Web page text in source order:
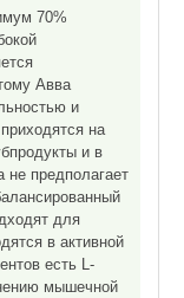
70%
Авва
и
на
и в
не предполагает
для
в активной
есть L-
мышечной